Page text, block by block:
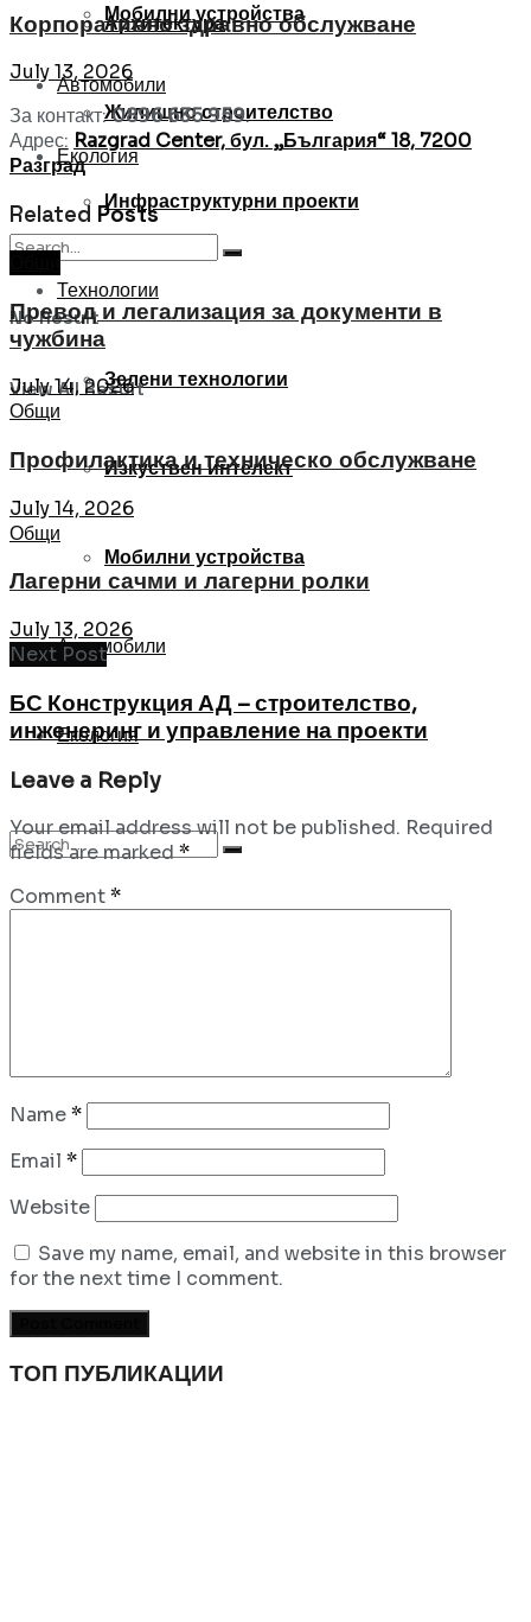
Архитектура
Жилищно строителство
Инфраструктурни проекти
Технологии
Зелени технологии
Изкуствен интелект
Мобилни устройства
Автомобили
Екология
Мобилни устройства
Автомобили
Екология
No Result
View All Result
Корпоративно здравно обслужване
July 13, 2026
За контакт:0896 635 959.
Адрес: Razgrad Center, бул. „България“ 18, 7200
Разград
Related Posts
Превод и легализация за документи в
чужбина
July 14, 2026
Общи
Профилактика и техническо обслужване
July 14, 2026
Общи
Лагерни сачми и лагерни ролки
July 13, 2026
Next Post
БС Конструкция АД – строителство,
инженеринг и управление на проекти
Leave a Reply
Your email address will not be published. Required
fields are marked*
Comment*
Name*
Email *
Website
Save my name, email, and website in this browser
for the next time I comment.
ТОП ПУБЛИКАЦИИ